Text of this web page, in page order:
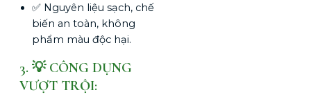
✅ Nguyên liệu sạch, chế
biến an toàn, không
phẩm màu độc hại.
3. 💡 CÔNG DỤNG
VƯỢT TRỘI: